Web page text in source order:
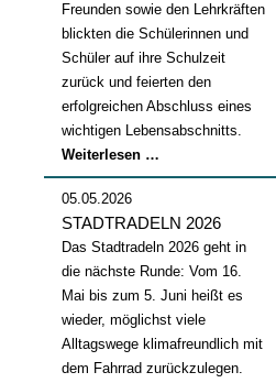
Freunden sowie den Lehrkräften
blickten die Schülerinnen und
Schüler auf ihre Schulzeit
zurück und feierten den
erfolgreichen Abschluss eines
wichtigen Lebensabschnitts.
Weiterlesen …
2026
05.05.2026
STADTRADELN 2026
Das Stadtradeln 2026 geht in
die nächste Runde: Vom 16.
Mai bis zum 5. Juni heißt es
wieder, möglichst viele
Alltagswege klimafreundlich mit
dem Fahrrad zurückzulegen.